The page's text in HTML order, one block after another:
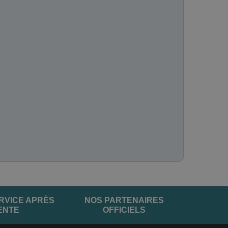
APRÈS
NOS PARTENAIRES
OFFICIELS